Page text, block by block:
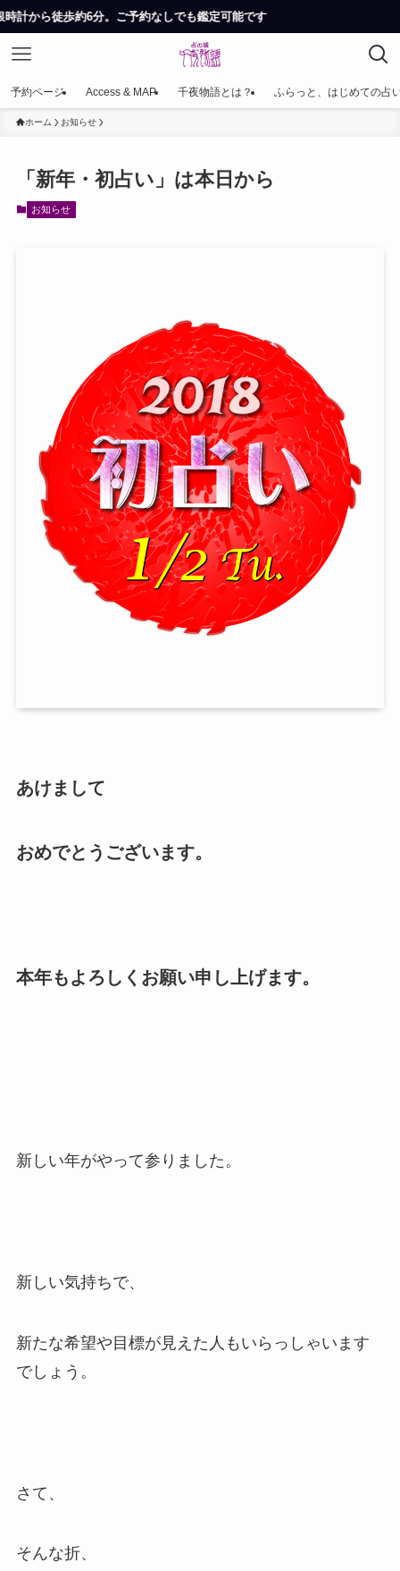
6分。ご予約なしでも鑑定可能です
予約ページ Access & MAP 千夜物語とは？ ふらっと、はじめての占
ホーム お知らせ
「新年・初占い」は本日から
お知らせ
あけまして
おめでとうございます。
本年もよろしくお願い申し上げます。
新しい年がやって参りました。
新しい気持ちで、
新たな希望や目標が見えた人もいらっしゃいます
でしょう。
さて、
そんな折、